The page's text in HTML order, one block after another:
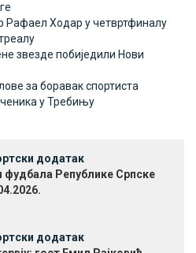
Рафаел Ходар у четвртфиналу
звезде побиједили Нови
за боравак спортиста
у Требињу
додатак
фудбала Републике Српске
додатак